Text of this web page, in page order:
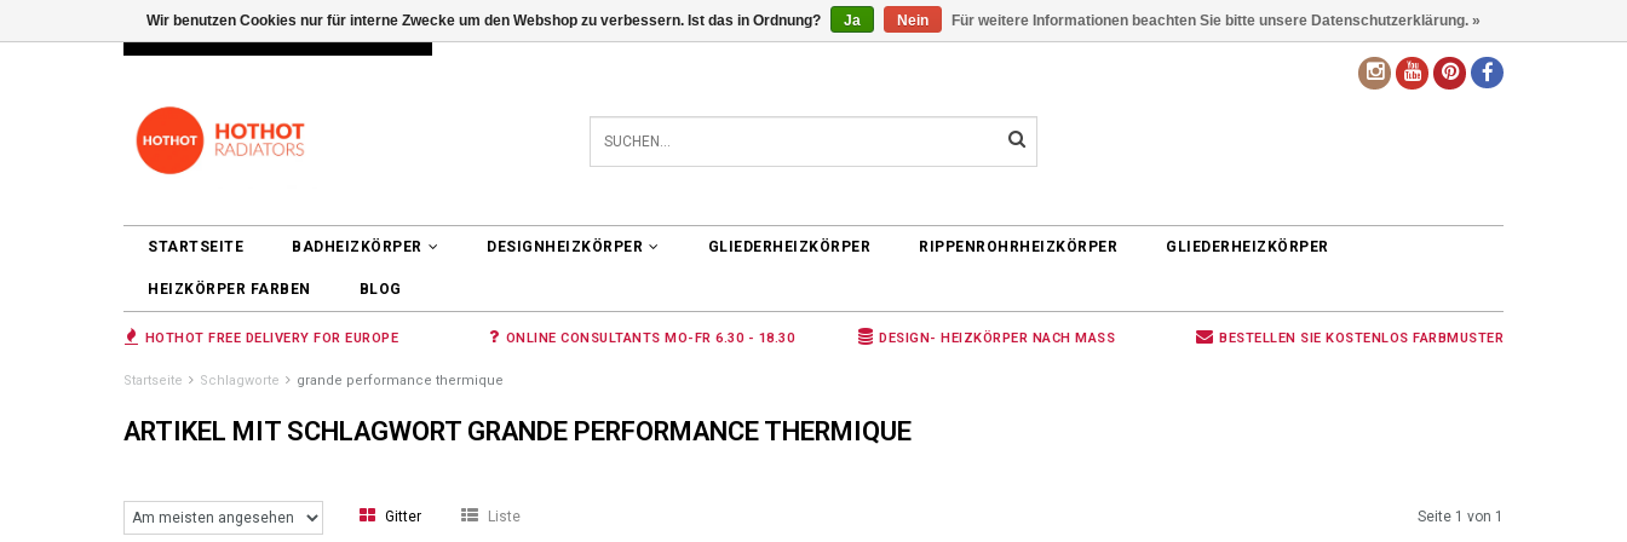
INFO@RADIATORS.SHOP ANMELDEN 0 ARTIKEL €0,00 DE
STARTSEITE BADHEIZKÖRPER DESIGNHEIZKÖRPER GLIEDERHEIZKÖRPER RIPPENROHRHEIZKÖRPER GLIEDERHEIZKÖRPER
HEIZKÖRPER FARBEN BLOG
HOTHOT FREE DELIVERY FOR EUROPE ONLINE CONSULTANTS MO-FR 6.30 - 18.30 DESIGN- HEIZKÖRPER NACH MASS BESTELLEN SIE KOSTENLOS FARBMUSTER
Startseite Schlagworte grande performance thermique
ARTIKEL MIT SCHLAGWORT GRANDE PERFORMANCE THERMIQUE
Gitter Liste Seite 1 von 1
Wir benutzen Cookies nur für interne Zwecke um den Webshop zu verbessern. Ist das in Ordnung? Ja Nein Für weitere Informationen beachten Sie bitte unsere Datenschutzerklärung. »